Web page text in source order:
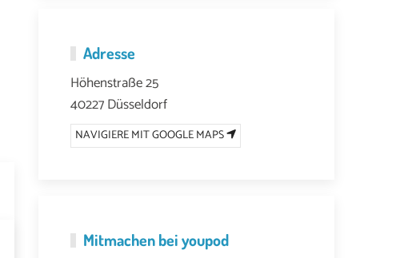
Adresse
Höhenstraße 25
40227 Düsseldorf
NAVIGIERE MIT GOOGLE MAPS
Mitmachen bei youpod